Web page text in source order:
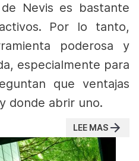
Nevis es bastante
Por lo tanto,
poderosa y
especialmente para
que ventajas
donde abrir uno.
LEE MAS